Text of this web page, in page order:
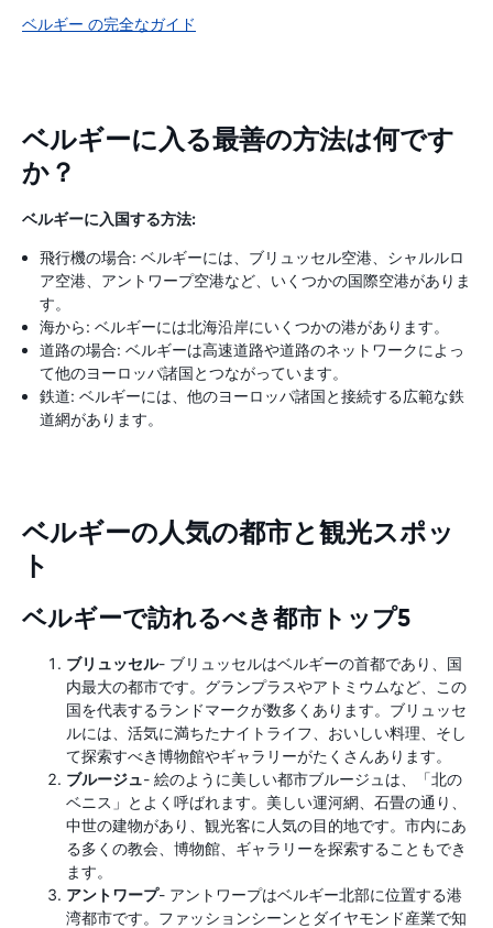
ベルギー の完全なガイド
ベルギーに入る最善の方法は何です
か？
ベルギーに入国する方法:
飛行機の場合: ベルギーには、ブリュッセル空港、シャルルロ
ア空港、アントワープ空港など、いくつかの国際空港がありま
す。
海から: ベルギーには北海沿岸にいくつかの港があります。
道路の場合: ベルギーは高速道路や道路のネットワークによっ
て他のヨーロッパ諸国とつながっています。
鉄道: ベルギーには、他のヨーロッパ諸国と接続する広範な鉄
道網があります。
ベルギーの人気の都市と観光スポッ
ト
ベルギーで訪れるべき都市トップ5
ブリュッセル- ブリュッセルはベルギーの首都であり、国
内最大の都市です。グランプラスやアトミウムなど、この
国を代表するランドマークが数多くあります。ブリュッセ
ルには、活気に満ちたナイトライフ、おいしい料理、そし
て探索すべき博物館やギャラリーがたくさんあります。
ブルージュ- 絵のように美しい都市ブルージュは、「北の
ベニス」とよく呼ばれます。美しい運河網、石畳の通り、
中世の建物があり、観光客に人気の目的地です。市内にあ
る多くの教会、博物館、ギャラリーを探索することもでき
ます。
アントワープ- アントワープはベルギー北部に位置する港
湾都市です。ファッションシーンとダイヤモンド産業で知